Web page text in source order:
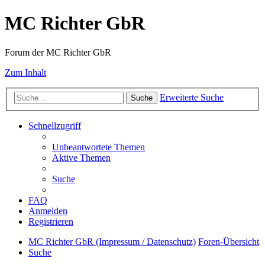
MC Richter GbR
Forum der MC Richter GbR
Zum Inhalt
Suche Erweiterte Suche
Schnellzugriff
Unbeantwortete Themen
Aktive Themen
Suche
FAQ
Anmelden
Registrieren
MC Richter GbR (Impressum / Datenschutz) Foren-Übersicht
Suche